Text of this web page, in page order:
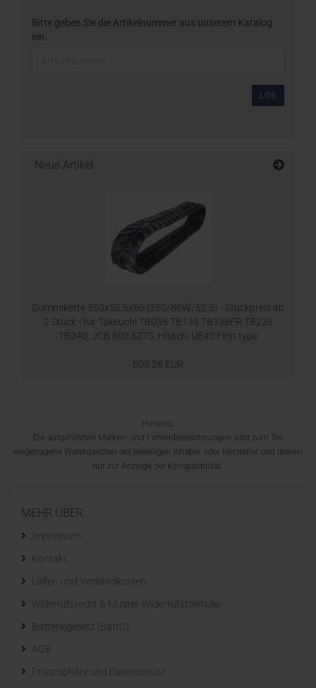
Bitte geben Sie die Artikelnummer aus unserem Katalog
ein.
LOS
Neue Artikel
Gummikette 350x52,5x86 (350/86W/52.5) - Stückpreis ab
2 Stück - für Takeuchi TB035 TB135 TB138FR TB235
TB240, JCB 803.5ZTS, Hitachi UE40 First type
609,28 EUR
Hinweis:
Die aufgeführten Marken- und Firmenbezeichnungen sind zum Teil
eingetragene Warenzeichen der jeweiligen Inhaber oder Hersteller und dienen
nur zur Anzeige der Kompatibilität.
MEHR ÜBER...
Impressum
Kontakt
Liefer- und Versandkosten
Widerrufsrecht & Muster-Widerrufsformular
Batteriegesetz (BattG)
AGB
Privatsphäre und Datenschutz